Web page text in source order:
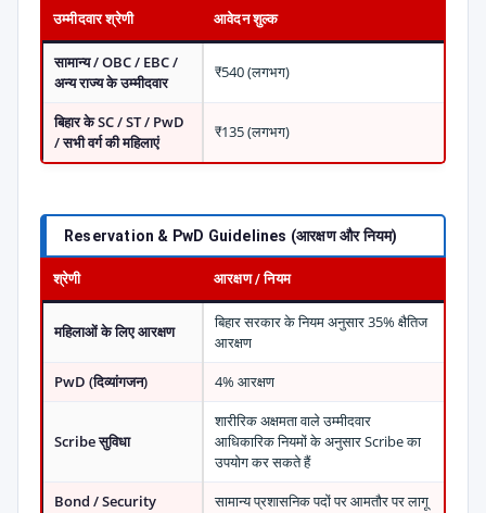
उम्मीदवार श्रेणी आवेदन शुल्क
सामान्य / OBC / EBC /
अन्य राज्य के उम्मीदवार
₹540 (लगभग)
बिहार के SC / ST / PwD
/ सभी वर्ग की महिलाएं
₹135 (लगभग)
Reservation & PwD Guidelines (आरक्षण और नियम)
श्रेणी आरक्षण / नियम
महिलाओं के लिए आरक्षण
बिहार सरकार के नियम अनुसार 35% क्षैतिज
आरक्षण
PwD (दिव्यांगजन)
4% आरक्षण
Scribe सुविधा
शारीरिक अक्षमता वाले उम्मीदवार
आधिकारिक नियमों के अनुसार Scribe का
उपयोग कर सकते हैं
Bond / Security
सामान्य प्रशासनिक पदों पर आमतौर पर लागू